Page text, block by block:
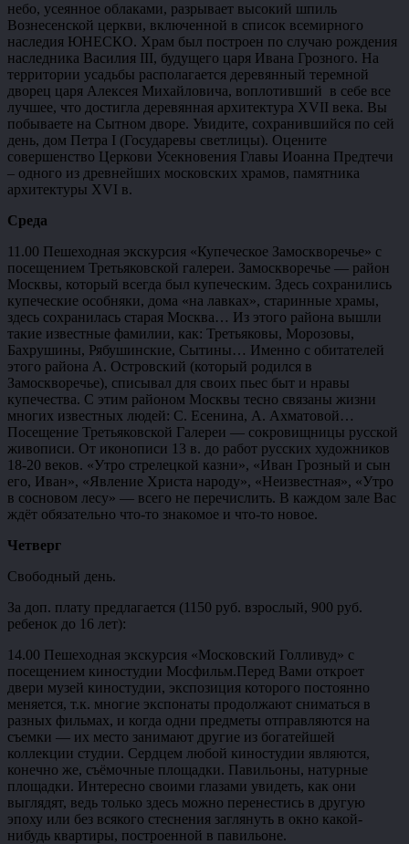
небо, усеянное облаками, разрывает высокий шпиль
Вознесенской церкви, включенной в список всемирного
наследия ЮНЕСКО. Храм был построен по случаю рождения
наследника Василия III, будущего царя Ивана Грозного. На
территории усадьбы располагается деревянный теремной
дворец царя Алексея Михайловича, воплотивший в себе все
лучшее, что достигла деревянная архитектура XVII века. Вы
побываете на Сытном дворе. Увидите, сохранившийся по сей
день, дом Петра I (Государевы светлицы). Оцените
совершенство Церкови Усекновения Главы Иоанна Предтечи
– одного из древнейших московских храмов, памятника
архитектуры XVI в.
Среда
11.00 Пешеходная экскурсия «Купеческое Замоскворечье» с
посещением Третьяковской галереи. Замоскворечье — район
Москвы, который всегда был купеческим. Здесь сохранились
купеческие особняки, дома «на лавках», старинные храмы,
здесь сохранилась старая Москва… Из этого района вышли
такие известные фамилии, как: Третьяковы, Морозовы,
Бахрушины, Рябушинские, Сытины… Именно с обитателей
этого района А. Островский (который родился в
Замоскворечье), списывал для своих пьес быт и нравы
купечества. С этим районом Москвы тесно связаны жизни
многих известных людей: С. Есенина, А. Ахматовой…
Посещение Третьяковской Галереи — сокровищницы русской
живописи. От иконописи 13 в. до работ русских художников
18-20 веков. «Утро стрелецкой казни», «Иван Грозный и сын
его, Иван», «Явление Христа народу», «Неизвестная», «Утро
в сосновом лесу» — всего не перечислить. В каждом зале Вас
ждёт обязательно что-то знакомое и что-то новое.
Четверг
Свободный день.
За доп. плату предлагается (1150 руб. взрослый, 900 руб.
ребенок до 16 лет):
14.00 Пешеходная экскурсия «Московский Голливуд» с
посещением киностудии Мосфильм.Перед Вами откроет
двери музей киностудии, экспозиция которого постоянно
меняется, т.к. многие экспонаты продолжают сниматься в
разных фильмах, и когда одни предметы отправляются на
съемки — их место занимают другие из богатейшей
коллекции студии. Сердцем любой киностудии являются,
конечно же, съёмочные площадки. Павильоны, натурные
площадки. Интересно своими глазами увидеть, как они
выглядят, ведь только здесь можно перенестись в другую
эпоху или без всякого стеснения заглянуть в окно какой-
нибудь квартиры, построенной в павильоне.